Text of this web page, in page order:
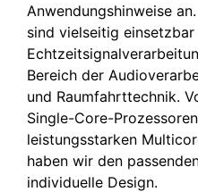
Anwendungshinweise
sind vielseitig
Bereich der
und Raumfahrttechnik.
Single-Core-
leistungsstarken
haben wir den
individuelle Design.